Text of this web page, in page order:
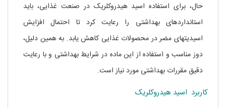
حال، برای استفاده اسید هیدروکلریک در صنعت غذایی، باید
استانداردهای بهداشتی را رعایت کرد تا احتمال افزایش
اسیدیتهای مضر در محصولات غذایی کاهش یابد. به همین دلیل،
دوز مناسب و استفاده از این ماده در شرایط بهداشتی و با رعایت
دقیق مقررات بهداشتی مورد نیاز است.
کاربرد اسید هیدروکلریک